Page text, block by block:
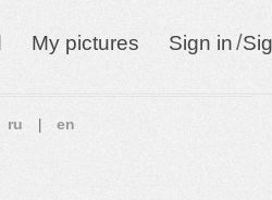
My pictures Sign in/
ru en